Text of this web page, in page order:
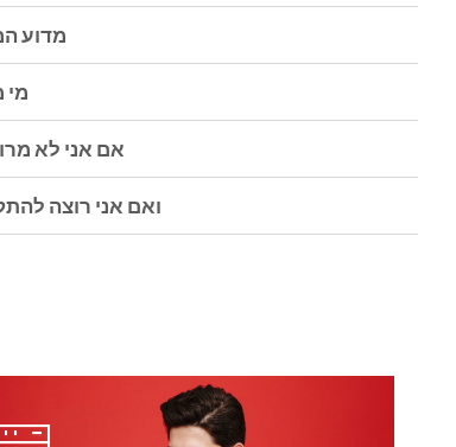
? מדוע
?
? אם אני לא
? ואם אני רוצה